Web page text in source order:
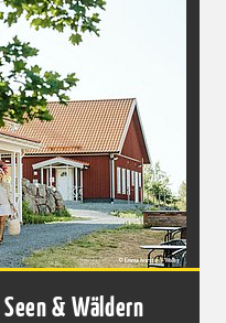
& Wäldern